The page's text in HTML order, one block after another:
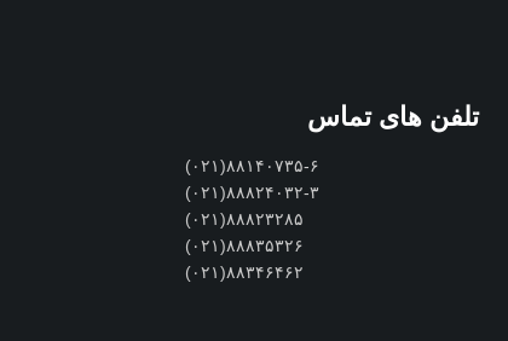
تلفن های تماس
۸۸۱۴۰۷۳۵-۶(۰۲۱)
۸۸۸۲۴۰۳۲-۳(۰۲۱)
۸۸۸۲۳۲۸۵(۰۲۱)
۸۸۸۳۵۳۲۶(۰۲۱)
۸۸۳۴۶۴۶۲(۰۲۱)